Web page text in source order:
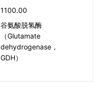
1100.00
谷氨酸脱氢酶
（Glutamate
dehydrogenase，
GDH）